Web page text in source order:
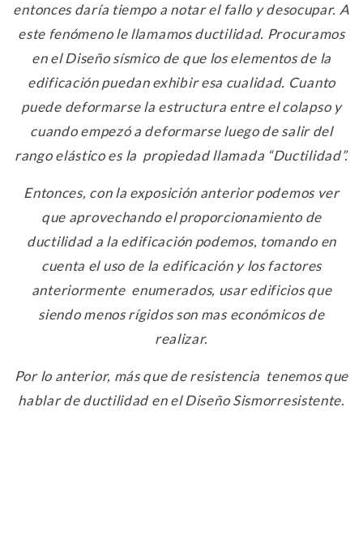
entonces daría tiempo a notar el fallo y desocupar. A
este fenómeno le llamamos ductilidad. Procuramos
en el Diseño sísmico de que los elementos de la
edificación puedan exhibir esa cualidad. Cuanto
puede deformarse la estructura entre el colapso y
cuando empezó a deformarse luego de salir del
rango elástico es la propiedad llamada “Ductilidad”.
Entonces, con la exposición anterior podemos ver
que aprovechando el proporcionamiento de
ductilidad a la edificación podemos, tomando en
cuenta el uso de la edificación y los factores
anteriormente enumerados, usar edificios que
siendo menos rígidos son mas económicos de
realizar.
Por lo anterior, más que de resistencia tenemos que
hablar de ductilidad en el Diseño Sismorresistente.